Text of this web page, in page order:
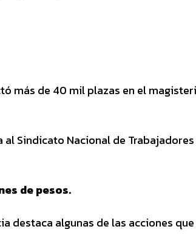
más de 40 mil plazas en el
Sindicato Nacional de
de pesos.
destaca algunas de las acciones que